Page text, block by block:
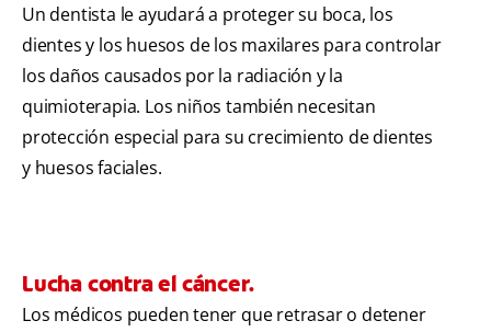
Un dentista le ayudará a proteger su boca, los
dientes y los huesos de los maxilares para controlar
los daños causados por la radiación y la
quimioterapia. Los niños también necesitan
protección especial para su crecimiento de dientes
y huesos faciales.
Lucha contra el cáncer.
Los médicos pueden tener que retrasar o detener